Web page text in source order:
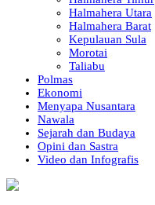
Halmahera Utara
Halmahera Barat
Kepulauan Sula
Morotai
Taliabu
Polmas
Ekonomi
Menyapa Nusantara
Nawala
Sejarah dan Budaya
Opini dan Sastra
Video dan Infografis